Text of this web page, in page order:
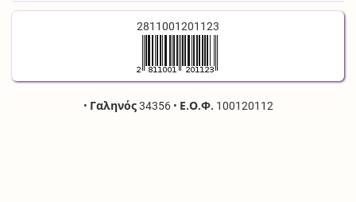
2811001201123
• Γαληνός34356 • Ε.Ο.Φ. 100120112